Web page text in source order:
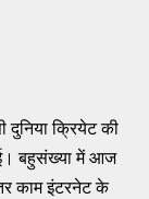
दुनिया क्रियेट की
बहुसंख्या में आज
काम इंटरनेट के